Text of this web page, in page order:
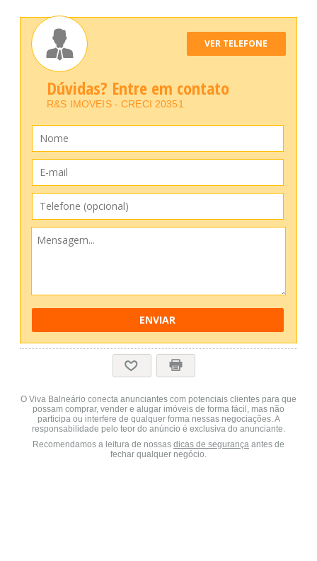
VER TELEFONE
Dúvidas? Entre em contato
R&S IMOVEIS - CRECI 20351
ENVIAR
O Viva Balneário conecta anunciantes com potenciais clientes para que
possam comprar, vender e alugar imóveis de forma fácil, mas não
participa ou interfere de qualquer forma nessas negociações. A
responsabilidade pelo teor do anúncio é exclusiva do anunciante.
Recomendamos a leitura de nossas dicas de segurança antes de
fechar qualquer negócio.